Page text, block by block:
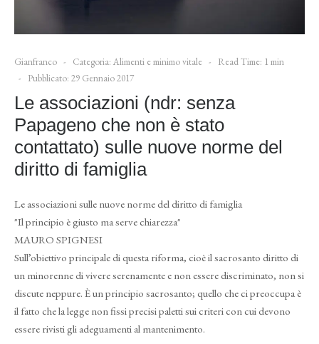
Gianfranco Categoria: Alimenti e minimo vitale
Read Time: 1 min
Pubblicato: 29 Gennaio 2017
Le associazioni (ndr: senza
Papageno che non è stato
contattato) sulle nuove norme del
diritto di famiglia
Le associazioni sulle nuove norme del diritto di famiglia
"Il principio è giusto ma serve chiarezza"
MAURO SPIGNESI
Sull’obiettivo principale di questa riforma, cioè il sacrosanto diritto di
un minorenne di vivere serenamente e non essere discriminato, non si
discute neppure. È un principio sacrosanto; quello che ci preoccupa è
il fatto che la legge non fissi precisi paletti sui criteri con cui devono
essere rivisti gli adeguamenti al mantenimento.